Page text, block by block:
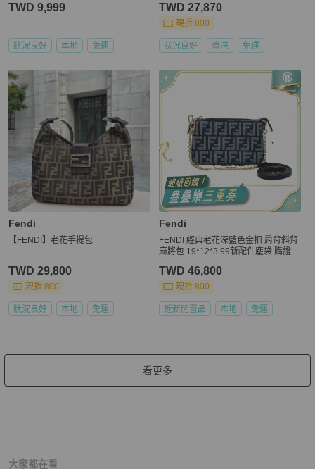
TWD 9,999
狀況良好 本地 免運
TWD 27,870
現折 800
狀況良好 香港 免運
Fendi
【FENDI】老花手提包
TWD 29,800
現折 800
狀況良好 本地 免運
Fendi
FENDI 經典老花深藍色金扣 肩背斜背
麻將包 19*12*3 99新配件塵袋 購證
TWD 46,800
現折 800
近新閒置品 本地 免運
看更多
大家都在看